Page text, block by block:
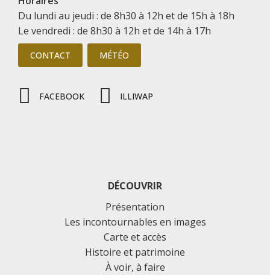
Du lundi au jeudi : de 8h30 à 12h et de 15h à 18h
Le vendredi : de 8h30 à 12h et de 14h à 17h
CONTACT MÉTÉO
FACEBOOK ILLIWAP
DÉCOUVRIR
Présentation
Les incontournables en images
Carte et accès
Histoire et patrimoine
À voir, à faire